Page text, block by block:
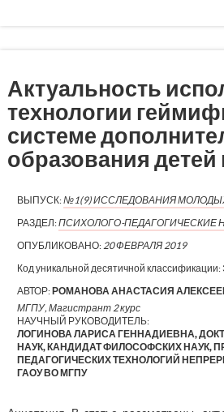
Актуальность
технологии
системе
образования
ВЫПУСК:№1(9) ИССЛЕДОВАНИЯ
РАЗДЕЛ:ПСИХОЛОГО-ПЕДАГОГИЧЕСКИЕ
ОПУБЛИКОВАНО: 20 ФЕВРАЛЯ 2019
Код уникальной десятичной классификации:
АВТОР:РОМАНОВА АНАСТАСИЯ
МГПУ, Магистрант 2 курс
НАУЧНЫЙ РУКОВОДИТЕЛЬ:
ЛОГИНОВА ЛАРИСА ГЕННАДИЕВНА,
НАУК, КАНДИДАТ ФИЛОСОФСКИХ НАУК,
ПЕДАГОГИЧЕСКИХ ТЕХНОЛОГИЙ
ГАОУ ВО МГПУ